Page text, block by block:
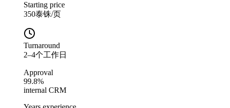
Starting price
350泰铢/页
Turnaround
2–4个工作日
Approval
99.8%
internal CRM